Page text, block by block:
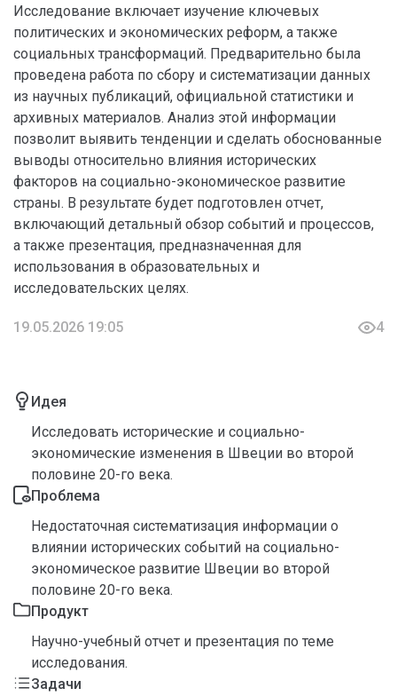
Исследование включает изучение ключевых
политических и экономических реформ, а также
социальных трансформаций. Предварительно была
проведена работа по сбору и систематизации данных
из научных публикаций, официальной статистики и
архивных материалов. Анализ этой информации
позволит выявить тенденции и сделать обоснованные
выводы относительно влияния исторических
факторов на социально-экономическое развитие
страны. В результате будет подготовлен отчет,
включающий детальный обзор событий и процессов,
а также презентация, предназначенная для
использования в образовательных и
исследовательских целях.
19.05.2026 19:05 4
Идея
Исследовать исторические и социально-
экономические изменения в Швеции во второй
половине 20-го века.
Проблема
Недостаточная систематизация информации о
влиянии исторических событий на социально-
экономическое развитие Швеции во второй
половине 20-го века.
Продукт
Научно-учебный отчет и презентация по теме
исследования.
Задачи